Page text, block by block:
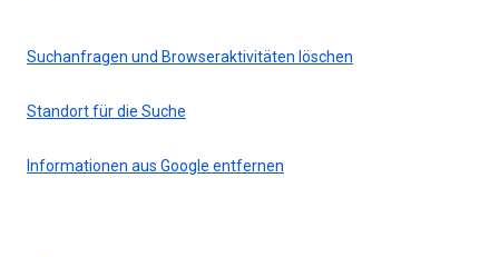
Suchanfragen und Browseraktivitäten löschen
Standort für die Suche
Informationen aus Google entfernen